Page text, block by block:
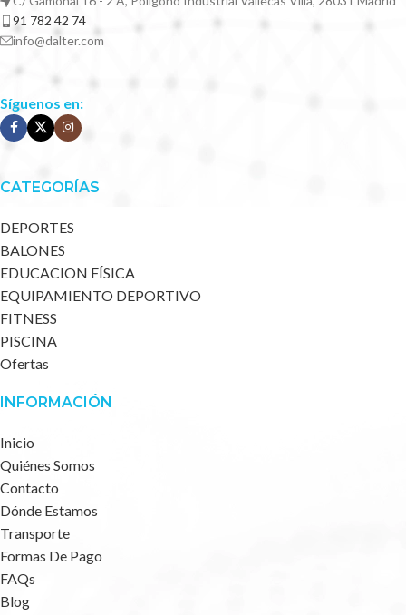
91 782 42 74
info@dalter.com
Síguenos en:
CATEGORÍAS
DEPORTES
BALONES
EDUCACION FÍSICA
EQUIPAMIENTO DEPORTIVO
FITNESS
PISCINA
Ofertas
INFORMACIÓN
Inicio
Quiénes Somos
Contacto
Dónde Estamos
Transporte
Formas De Pago
FAQs
Blog